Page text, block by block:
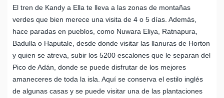
El tren de Kandy a Ella te lleva a las zonas de montañas
verdes que bien merece una visita de 4 o 5 días. Además,
hace paradas en pueblos, como Nuwara Eliya, Ratnapura,
Badulla o Haputale, desde donde visitar las llanuras de Horton
y quien se atreva, subir los 5200 escalones que le separan del
Pico de Adán, donde se puede disfrutar de los mejores
amaneceres de toda la isla. Aquí se conserva el estilo inglés
de algunas casas y se puede visitar una de las plantaciones